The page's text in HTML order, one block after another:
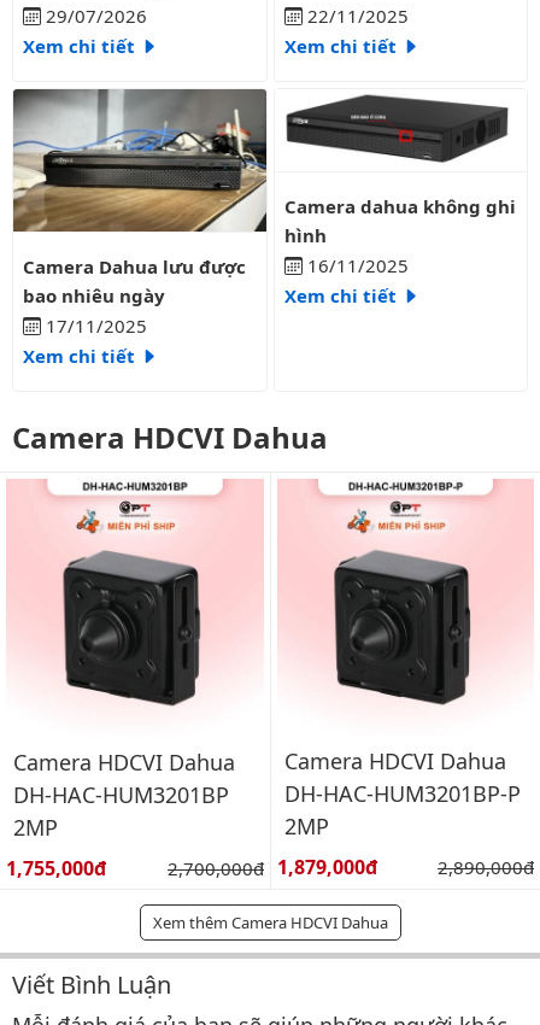
liên tục?
29/07/2026
Xem chi tiết
22/11/2025
Xem chi tiết
Camera Dahua lưu được bao nhiêu ngày
Camera Dahua lưu được
bao nhiêu ngày
17/11/2025
Xem chi tiết
Camera dahua không ghi hình
Camera dahua không ghi
hình
16/11/2025
Xem chi tiết
Camera HDCVI Dahua
Camera HDCVI Dahua
DH-HAC-HUM3201BP
2MP
Giá bán:
1,755,000đ Giá gốc:
2,700,000đ
Camera HDCVI Dahua
DH-HAC-HUM3201BP-P
2MP
Giá bán:
1,879,000đ Giá gốc:
2,890,000đ
Xem thêm Camera HDCVI Dahua
Bình luận & Đánh giá
Viết Bình Luận